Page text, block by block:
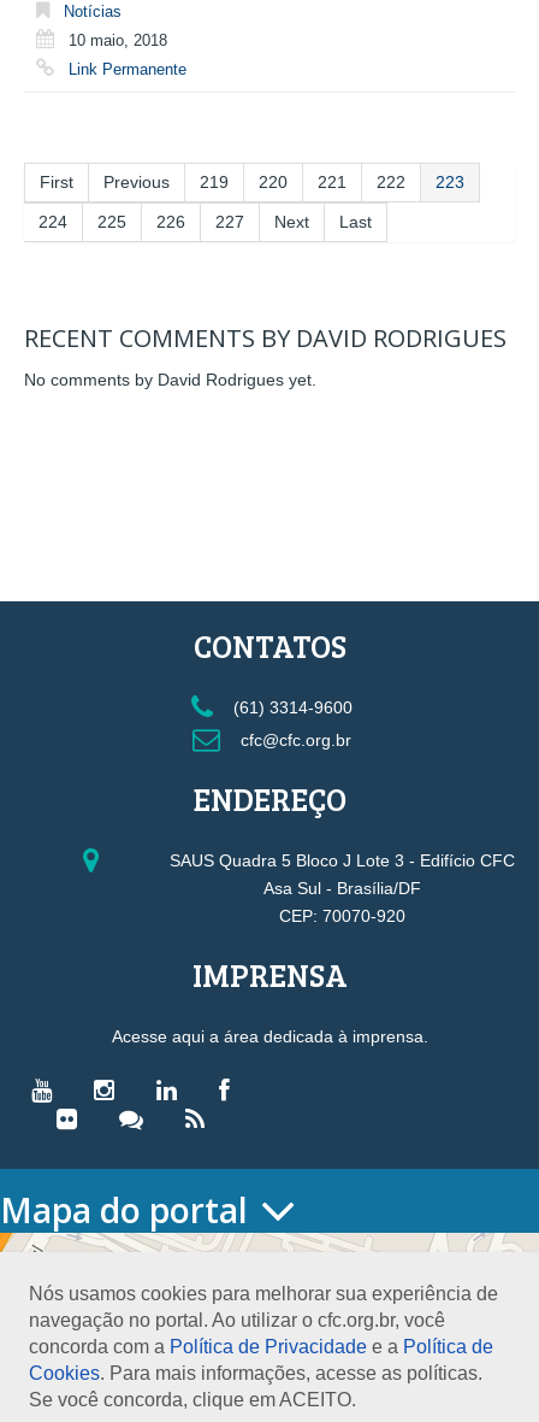
Notícias
10 maio, 2018
Link Permanente
First Previous 219 220 221 222 223
224 225 226 227 Next Last
RECENT COMMENTS BY DAVID RODRIGUES
No comments by David Rodrigues yet.
Nós usamos cookies para melhorar sua experiência de
navegação no portal. Ao utilizar o cfc.org.br, você
concorda com a Política de Privacidade e a Política de
Cookies. Para mais informações, acesse as políticas.
Se você concorda, clique em ACEITO.
CONTATOS
(61) 3314-9600
cfc@cfc.org.br
ENDEREÇO
SAUS Quadra 5 Bloco J Lote 3 - Edifício CFC
Asa Sul - Brasília/DF
CEP: 70070-920
IMPRENSA
Acesse aqui a área dedicada à imprensa.
Mapa do portal
HOME
Conselho Diretor
Nossa Sede
Planejamento
Organograma
Medalha João Lyra